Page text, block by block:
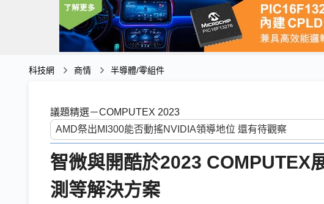
科技網 商情 半導體/零組件
議題精選－COMPUTEX 2023
智微與開酷於2023 COMPUTEX
測等解決方案